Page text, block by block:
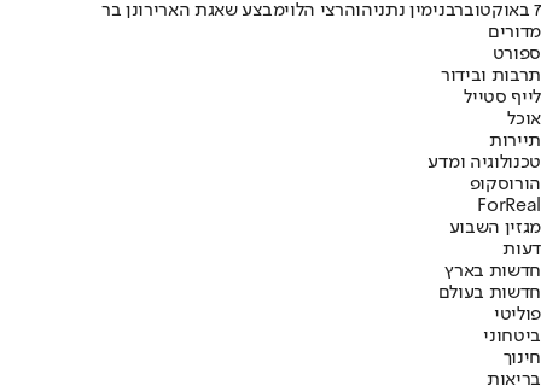
7 באוקטובר בנימין נתניהוהרצי הלוימבצע שאגת הארירונן בר
מדורים
ספורט
תרבות ובידור
לייף סטייל
אוכל
תיירות
טכנולוגיה ומדע
הורוסקופ
ForReal
מגזין השבוע
דעות
חדשות בארץ
חדשות בעולם
פוליטי
ביטחוני
חינוך
בריאות